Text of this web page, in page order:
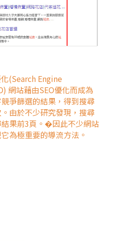
(Search Engine
網站藉由SEO優化而成為
爭篩選的結果，得到搜尋
由於不少研究發現，搜尋
果前3頁。�因此不少網站
為極重要的導流方法。